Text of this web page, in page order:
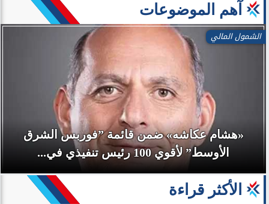
آهم الموضوعات
الشمول المالي
«هشام عكاشه» ضمن قائمة ”فوربس الشرق
الأوسط” لأقوي 100 رئيس تنفيذي في...
الأكثر قراءة